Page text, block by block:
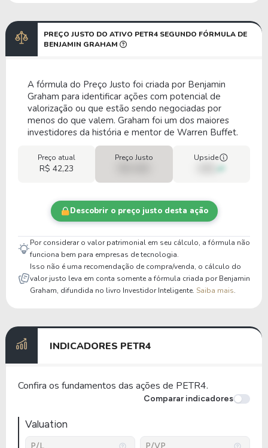
PREÇO JUSTO DO ATIVO PETR4 SEGUNDO FÓRMULA DE
BENJAMIN GRAHAM
A fórmula do Preço Justo foi criada por Benjamin
Graham para identificar ações com potencial de
valorização ou que estão sendo negociadas por
menos do que valem. Graham foi um dos maiores
investidores da história e mentor de Warren Buffet.
Preço atual
R$ 42,23
Preço Justo Upside
Descobrir o preço justo desta ação
Por considerar o valor patrimonial em seu cálculo, a fórmula não
funciona bem para empresas de tecnologia.
Isso não é uma recomendação de compra/venda, o cálculo do
valor justo leva em conta somente a fórmula criada por Benjamin
Graham, difundida no livro Investidor Inteligente. Saiba mais.
INDICADORES PETR4
Confira os fundamentos das ações de PETR4.
Comparar indicadores
Valuation
P/L P/VP